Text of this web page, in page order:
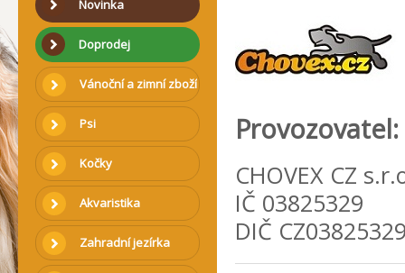
Novinka
Doprodej
Vánoční a zimní zboží
Psi
Kočky
Akvaristika
Zahradní jezírka
Provozovatel:
CHOVEX CZ
IČ 03825329
DIČ